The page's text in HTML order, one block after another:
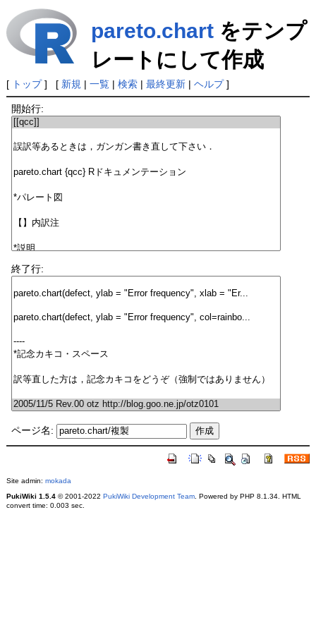
pareto.chartをテンプ
レートにして作成
[ トップ] [ 新規 | 一覧| 検索| 最終更新| ヘルプ]
開始行:
終了行:
ページ名:
Site admin: mokada
PukiWiki 1.5.4© 2001-2022 PukiWiki Development Team. Powered by PHP 8.1.34. HTML
convert time: 0.003 sec.